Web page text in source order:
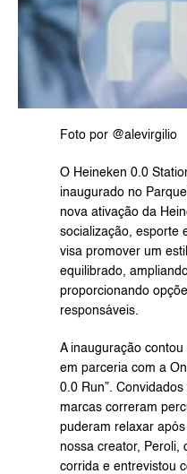
Foto por @alevirgilio
O Heineken 0.0
inaugurado no
nova ativação da
socialização, esporte
visa promover um
equilibrado,
proporcionando
responsáveis.
A inauguração
em parceria com a
0.0 Run”.
marcas correram
puderam relaxar
nossa creator, Peroli,
corrida e entrevistou